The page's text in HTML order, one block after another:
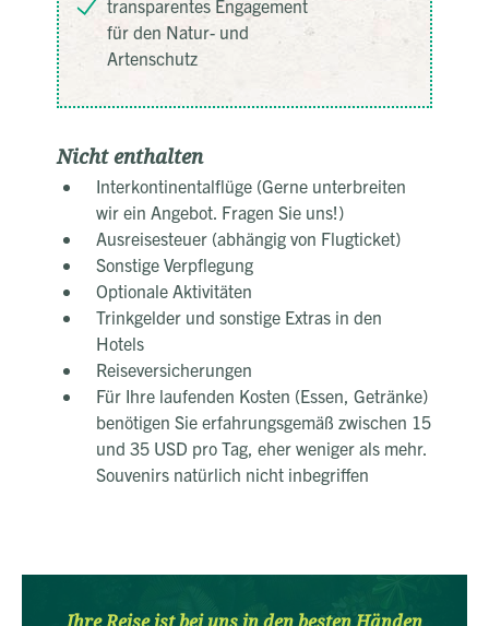
transparentes Engagement
für den Natur- und
Artenschutz
Nicht enthalten
Interkontinentalflüge (Gerne unterbreiten
wir ein Angebot. Fragen Sie uns!)
Ausreisesteuer (abhängig von Flugticket)
Sonstige Verpflegung
Optionale Aktivitäten
Trinkgelder und sonstige Extras in den
Hotels
Reiseversicherungen
Für Ihre laufenden Kosten (Essen, Getränke)
benötigen Sie erfahrungsgemäß zwischen 15
und 35 USD pro Tag, eher weniger als mehr.
Souvenirs natürlich nicht inbegriffen